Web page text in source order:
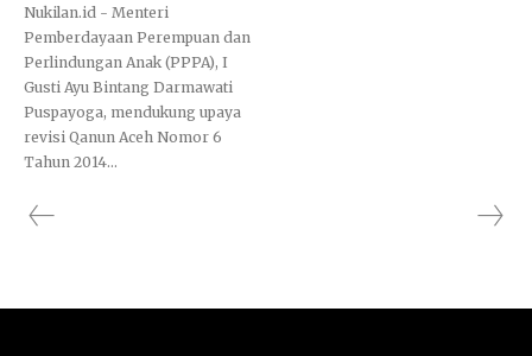
Nukilan.id - Menteri
Pemberdayaan Perempuan dan
Perlindungan Anak (PPPA), I
Gusti Ayu Bintang Darmawati
Puspayoga, mendukung upaya
revisi Qanun Aceh Nomor 6
Tahun 2014...